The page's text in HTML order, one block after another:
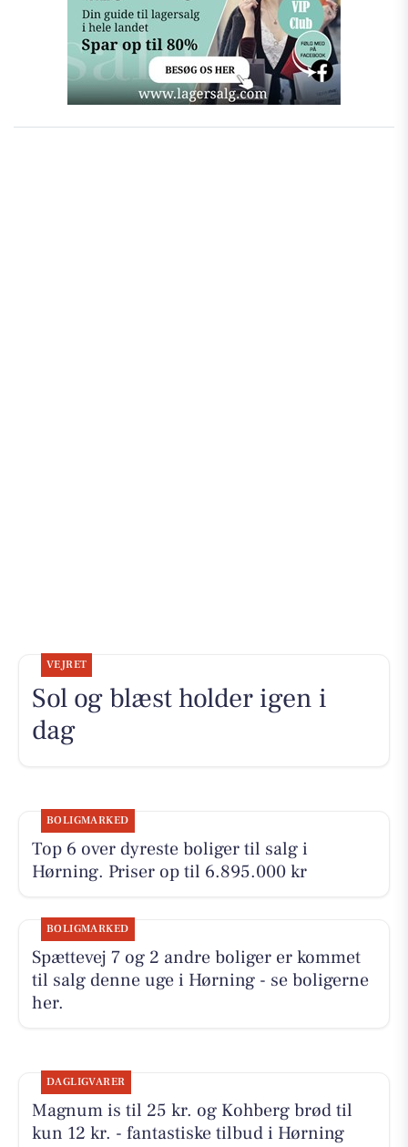
VEJRET
Sol og blæst holder igen i
dag
BOLIGMARKED
Top 6 over dyreste boliger til salg i
Hørning. Priser op til 6.895.000 kr
BOLIGMARKED
Spættevej 7 og 2 andre boliger er kommet
til salg denne uge i Hørning - se boligerne
her.
DAGLIGVARER
Magnum is til 25 kr. og Kohberg brød til
kun 12 kr. - fantastiske tilbud i Hørning